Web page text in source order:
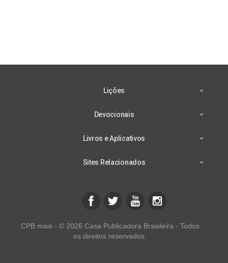
Lições
Devocionais
Livros e Aplicativos
Sites Relacionados
CPB mais - © 2026 Casa Publicadora Brasileira - Todos
os direitos reservados.